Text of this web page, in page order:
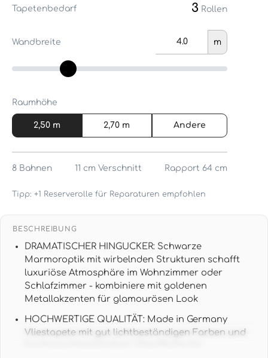
Tapetenbedarf 3 Rollen
Wandbreite m
Raumhöhe
2,50 m 2,70 m Andere
8 Bahnen 11 cm Verschnitt Rapport 64 cm
Tipp: +1 Reserverolle für Reparaturen empfohlen
BESCHREIBUNG
DRAMATISCHER HINGUCKER: Schwarze
Marmoroptik mit wirbelnden Strukturen schafft
luxuriöse Atmosphäre im Wohnzimmer oder
Schlafzimmer - kombiniere mit goldenen
Metallakzenten für glamourösen Look
HOCHWERTIGE QUALITÄT: Made in Germany
Vliestapete mit gut lichtbeständigen Farben und